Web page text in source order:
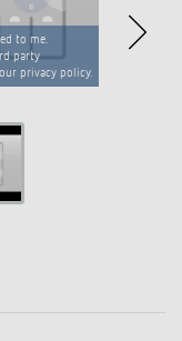
to me.
party
privacy policy.